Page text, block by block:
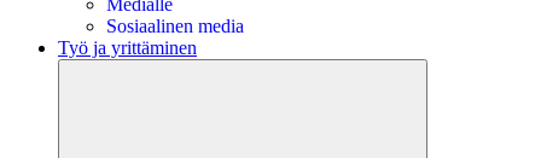
Sosiaalinen media
Työ ja yrittäminen